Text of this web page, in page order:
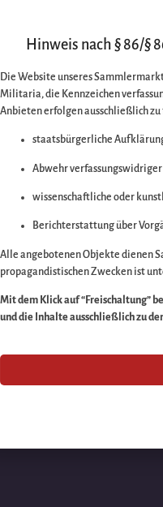
bitte
Hinweis nach § 86/§
Die Website unseres
Militaria, die Kennzeichen
Anbieten erfolgen ausschließlich
staatsbürgerliche
Abwehr
wissenschaftliche oder
Berichterstattung über
Alle angebotenen Objekte dienen
propagandistischen Zwecken ist
Mit dem Klick auf “Freischaltung”
und die Inhalte ausschließlich zu